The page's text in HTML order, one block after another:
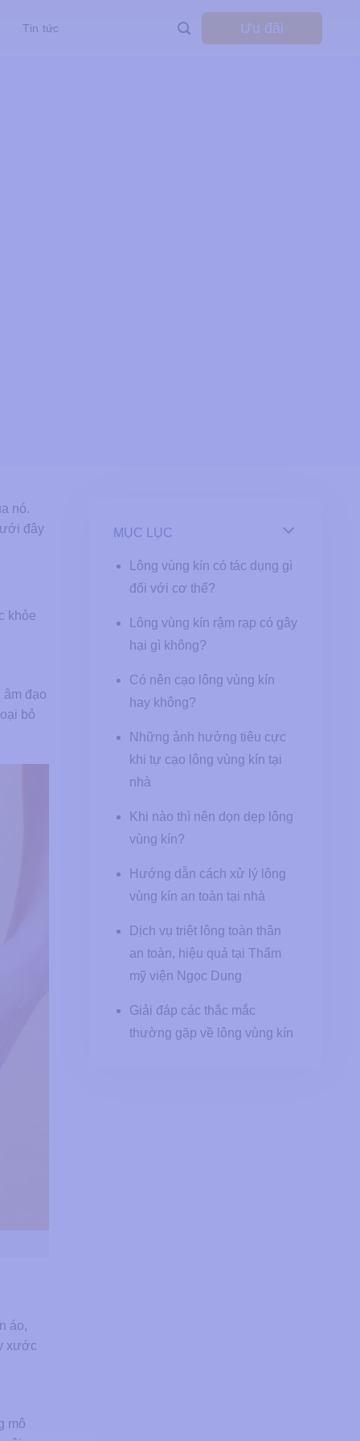
Tin tức Ưu đãi
nó.
đây
khỏe
đạo
bỏ
áo,
xước
mô
MỤC LỤC
Lông vùng kín có tác dụng gì
đối với cơ thể?
Lông vùng kín rậm rạp có gây
hại gì không?
Có nên cạo lông vùng kín
hay không?
Những ảnh hưởng tiêu cực
khi tự cạo lông vùng kín tại
nhà
Khi nào thì nên dọn dẹp lông
vùng kín?
Hướng dẫn cách xử lý lông
vùng kín an toàn tại nhà
Dịch vụ triệt lông toàn thân
an toàn, hiệu quả tại Thẩm
mỹ viện Ngọc Dung
Giải đáp các thắc mắc
thường gặp về lông vùng kín